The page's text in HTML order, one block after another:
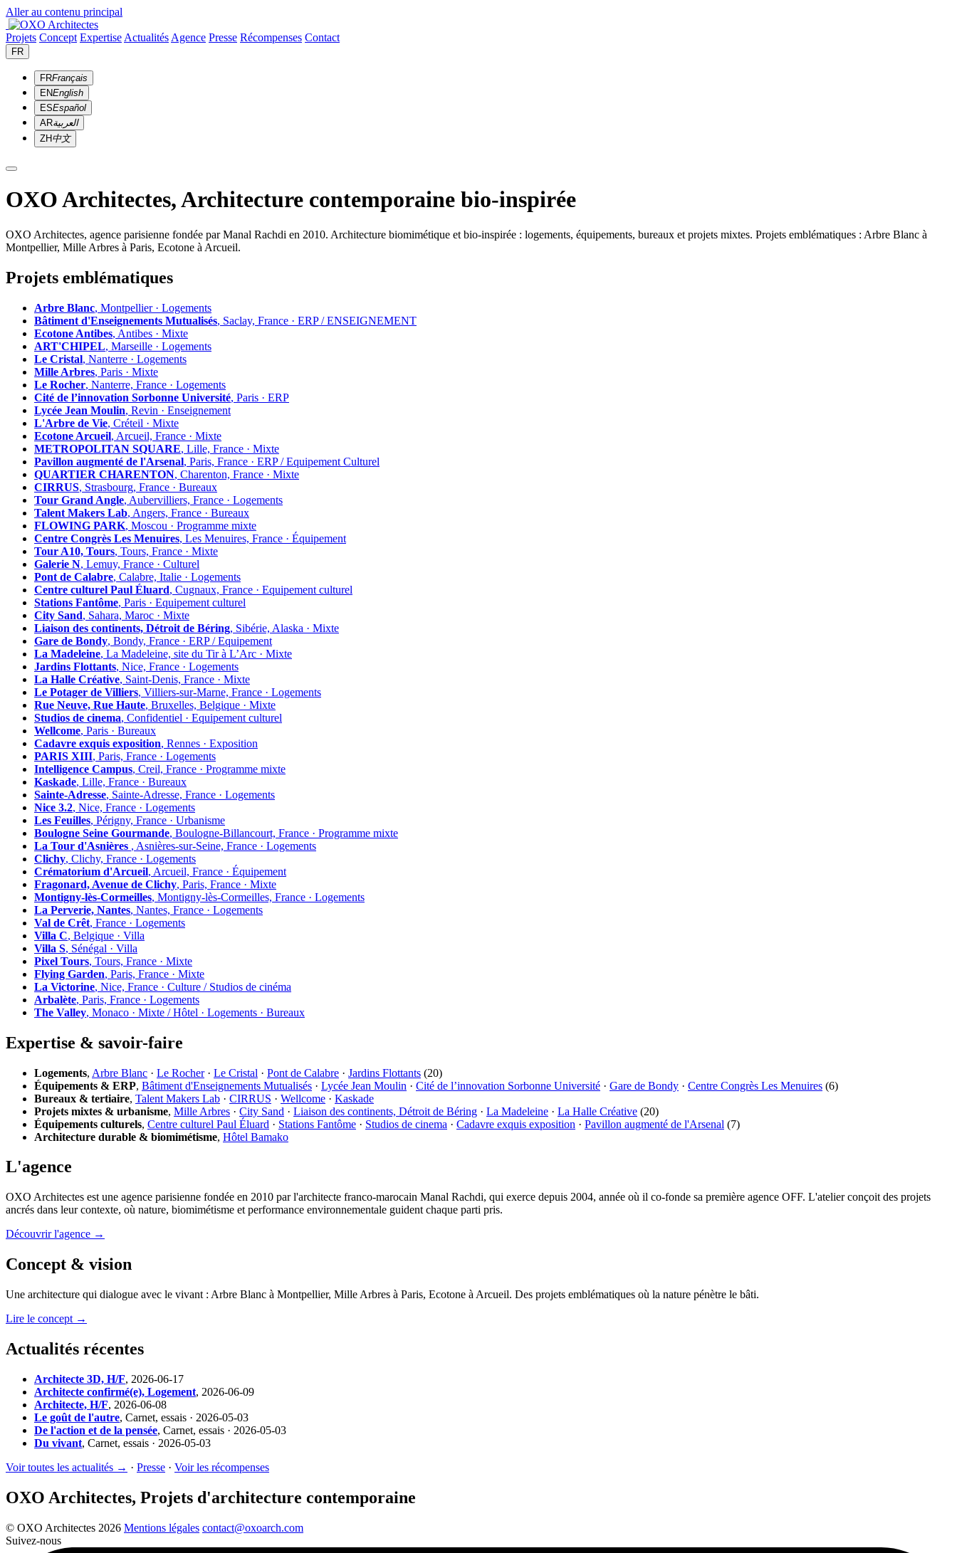
Aller au contenu principal
Projets Concept Expertise Actualités Agence Presse Récompenses Contact
FR
FRFrançais
ENEnglish
ESEspañol
ARالعربية
ZH中文
OXO Architectes, Architecture contemporaine bio-inspirée
OXO Architectes, agence parisienne fondée par Manal Rachdi en 2010. Architecture biomimétique et bio-inspirée : logements, équipements, bureaux et projets mixtes. Projets emblématiques : Arbre Blanc à
Montpellier, Mille Arbres à Paris, Ecotone à Arcueil.
Projets emblématiques
Arbre Blanc, Montpellier · Logements
Bâtiment d'Enseignements Mutualisés, Saclay, France · ERP / ENSEIGNEMENT
Ecotone Antibes, Antibes · Mixte
ART'CHIPEL, Marseille · Logements
Le Cristal, Nanterre · Logements
Mille Arbres, Paris · Mixte
Le Rocher, Nanterre, France · Logements
Cité de l’innovation Sorbonne Université, Paris · ERP
Lycée Jean Moulin, Revin · Enseignement
L'Arbre de Vie, Créteil · Mixte
Ecotone Arcueil, Arcueil, France · Mixte
METROPOLITAN SQUARE, Lille, France · Mixte
Pavillon augmenté de l'Arsenal, Paris, France · ERP / Equipement Culturel
QUARTIER CHARENTON, Charenton, France · Mixte
CIRRUS, Strasbourg, France · Bureaux
Tour Grand Angle, Aubervilliers, France · Logements
Talent Makers Lab, Angers, France · Bureaux
FLOWING PARK, Moscou · Programme mixte
Centre Congrès Les Menuires, Les Menuires, France · Équipement
Tour A10, Tours, Tours, France · Mixte
Galerie N, Lemuy, France · Culturel
Pont de Calabre, Calabre, Italie · Logements
Centre culturel Paul Éluard, Cugnaux, France · Equipement culturel
Stations Fantôme, Paris · Equipement culturel
City Sand, Sahara, Maroc · Mixte
Liaison des continents, Détroit de Béring, Sibérie, Alaska · Mixte
Gare de Bondy, Bondy, France · ERP / Equipement
La Madeleine, La Madeleine, site du Tir à L’Arc · Mixte
Jardins Flottants, Nice, France · Logements
La Halle Créative, Saint-Denis, France · Mixte
Le Potager de Villiers, Villiers-sur-Marne, France · Logements
Rue Neuve, Rue Haute, Bruxelles, Belgique · Mixte
Studios de cinema, Confidentiel · Equipement culturel
Wellcome, Paris · Bureaux
Cadavre exquis exposition, Rennes · Exposition
PARIS XIII, Paris, France · Logements
Intelligence Campus, Creil, France · Programme mixte
Kaskade, Lille, France · Bureaux
Sainte-Adresse, Sainte-Adresse, France · Logements
Nice 3.2, Nice, France · Logements
Les Feuilles, Périgny, France · Urbanisme
Boulogne Seine Gourmande, Boulogne-Billancourt, France · Programme mixte
La Tour d'Asnières , Asnières-sur-Seine, France · Logements
Clichy, Clichy, France · Logements
Crématorium d'Arcueil, Arcueil, France · Équipement
Fragonard, Avenue de Clichy, Paris, France · Mixte
Montigny-lès-Cormeilles, Montigny-lès-Cormeilles, France · Logements
La Perverie, Nantes, Nantes, France · Logements
Val de Crêt, France · Logements
Villa C, Belgique · Villa
Villa S, Sénégal · Villa
Pixel Tours, Tours, France · Mixte
Flying Garden, Paris, France · Mixte
La Victorine, Nice, France · Culture / Studios de cinéma
Arbalète, Paris, France · Logements
The Valley, Monaco · Mixte / Hôtel · Logements · Bureaux
Expertise & savoir-faire
Logements, Arbre Blanc · Le Rocher· Le Cristal · Pont de Calabre · Jardins Flottants (20)
Équipements & ERP, Bâtiment d'Enseignements Mutualisés · Lycée Jean Moulin · Cité de l’innovation Sorbonne Université · Gare de Bondy · Centre Congrès Les Menuires (6)
Bureaux & tertiaire, Talent Makers Lab · CIRRUS · Wellcome · Kaskade
Projets mixtes & urbanisme, Mille Arbres · City Sand · Liaison des continents, Détroit de Béring · La Madeleine · La Halle Créative (20)
Équipements culturels, Centre culturel Paul Éluard · Stations Fantôme · Studios de cinema · Cadavre exquis exposition · Pavillon augmenté de l'Arsenal (7)
Architecture durable & biomimétisme, Hôtel Bamako
L'agence
OXO Architectes est une agence parisienne fondée en 2010 par l'architecte franco-marocain Manal Rachdi, qui exerce depuis 2004, année où il co-fonde sa première agence OFF. L'atelier conçoit des projets
ancrés dans leur contexte, où nature, biomimétisme et performance environnementale guident chaque parti pris.
Découvrir l'agence →
Concept & vision
Une architecture qui dialogue avec le vivant : Arbre Blanc à Montpellier, Mille Arbres à Paris, Ecotone à Arcueil. Des projets emblématiques où la nature pénètre le bâti.
Lire le concept →
Actualités récentes
Architecte 3D, H/F, 2026-06-17
Architecte confirmé(e), Logement, 2026-06-09
Architecte, H/F, 2026-06-08
Le goût de l'autre, Carnet, essais · 2026-05-03
De l'action et de la pensée, Carnet, essais · 2026-05-03
Du vivant, Carnet, essais · 2026-05-03
Voir toutes les actualités → · Presse · Voir les récompenses
OXO Architectes, Projets d'architecture contemporaine
© OXO Architectes 2026 Mentions légales contact@oxoarch.com
Suivez-nous